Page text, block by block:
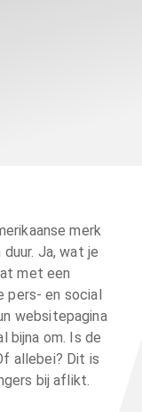
merk
Ja, wat je
met een
pers- en social
websitepagina
bijna om. Is de
allebei? Dit is
bij aflikt.